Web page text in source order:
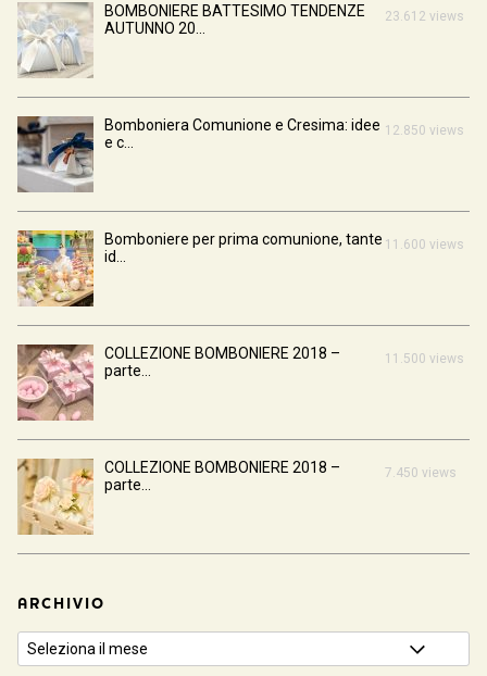
BOMBONIERE BATTESIMO TENDENZE
AUTUNNO 20...
23.612 views
Bomboniera Comunione e Cresima: idee
e c...
12.850 views
Bomboniere per prima comunione, tante
id...
11.600 views
COLLEZIONE BOMBONIERE 2018 –
parte...
11.500 views
COLLEZIONE BOMBONIERE 2018 –
parte...
7.450 views
ARCHIVIO